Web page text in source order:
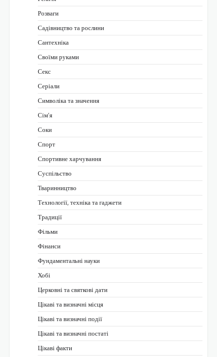
Розваги
Садівництво та рослини
Сантехніка
Своїми руками
Секс
Серіали
Символіка та значення
Сім’я
Соки
Спорт
Спортивне харчування
Суспільство
Тваринництво
Технології, техніка та гаджети
Традиції
Фільми
Фінанси
Фундаментальні науки
Хобі
Церковні та святкові дати
Цікаві та визначні місця
Цікаві та визначні події
Цікаві та визначні постаті
Цікаві факти